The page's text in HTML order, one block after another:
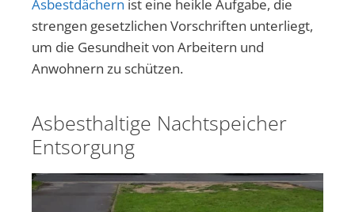
Asbestdächern ist eine heikle Aufgabe, die
strengen gesetzlichen Vorschriften unterliegt,
um die Gesundheit von Arbeitern und
Anwohnern zu schützen.
Asbesthaltige Nachtspeicher
Entsorgung